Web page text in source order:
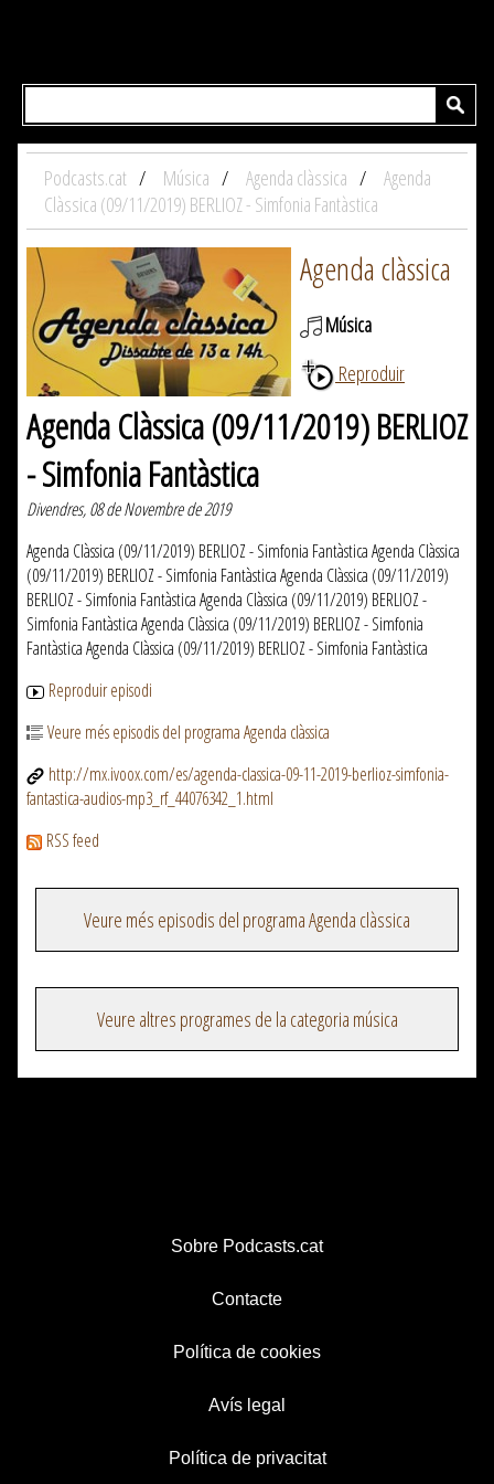
Podcasts.cat Música Agenda clàssica
Agenda
Clàssica (09/11/2019) BERLIOZ - Simfonia Fantàstica
Agenda clàssica
Música
Reproduir
Agenda Clàssica (09/11/2019) BERLIOZ
- Simfonia Fantàstica
Divendres, 08 de Novembre de 2019
Agenda Clàssica (09/11/2019) BERLIOZ - Simfonia Fantàstica Agenda Clàssica
(09/11/2019) BERLIOZ - Simfonia Fantàstica Agenda Clàssica (09/11/2019)
BERLIOZ - Simfonia Fantàstica Agenda Clàssica (09/11/2019) BERLIOZ -
Simfonia Fantàstica Agenda Clàssica (09/11/2019) BERLIOZ - Simfonia
Fantàstica Agenda Clàssica (09/11/2019) BERLIOZ - Simfonia Fantàstica
Reproduir episodi
Veure més episodis del programa Agenda clàssica
http://mx.ivoox.com/es/agenda-classica-09-11-2019-berlioz-simfonia-
fantastica-audios-mp3_rf_44076342_1.html
RSS feed
Veure més episodis del programa Agenda clàssica
Veure altres programes de la categoria música
Sobre Podcasts.cat
Contacte
Política de cookies
Avís legal
Política de privacitat